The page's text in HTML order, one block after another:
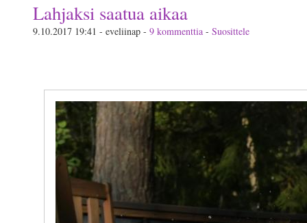
Lahjaksi saatua aikaa
9.10.2017 19:41 - eveliinap - 9 kommenttia- Suosittele